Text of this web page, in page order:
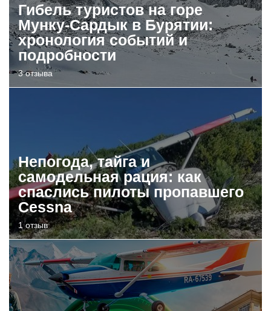
Гибель туристов на горе
Мунку-Сардык в Бурятии:
хронология событий и
подробности
3 отзыва
Непогода, тайга и
самодельная рация: как
спаслись пилоты пропавшего
Cessna
1 отзыв